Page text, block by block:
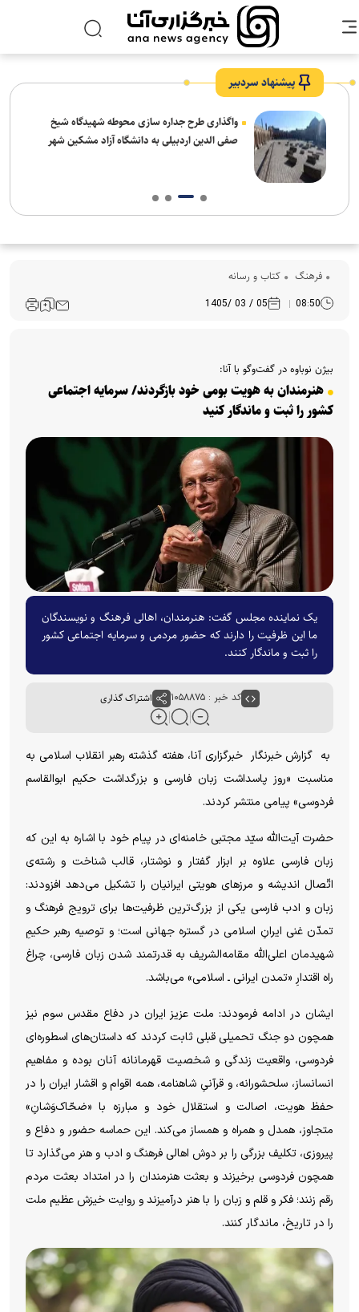
پیشنهاد سردبیر
واگذاری طرح جداره سازی محوطه شهیدگاه شیخ
صفی الدین اردبیلی به دانشگاه آزاد مشکین شهر
فرهنگ‌ کتاب و رسانه
08:50
05 / 03 /1405
بیژن نوباوه در گفت‌و‌گو با آنا:
هنرمندان به هویت بومی خود بازگردند/ سرمایه اجتماعی
کشور را ثبت و ماندگار کنید
یک نماینده مجلس گفت: هنرمندان، اهالی فرهنگ و نویسندگان
ما این ظرفیت را دارند که حضور مردمی و سرمایه اجتماعی کشور
را ثبت و ماندگار کنند.
کد خبر : ۱۰۵۸۸۷۵ اشتراک گذاری
به گزارش خبرنگار خبرگزاری آنا، هفته گذشته رهبر انقلاب اسلامی به
مناسبت «روز پاسداشت زبان فارسی و بزرگداشت حکیم ابوالقاسم
فردوسی» پیامی منتشر کردند.
حضرت آیت‌الله سیّد مجتبی خامنه‌ای در پیام خود با اشاره به این که
زبان فارسی علاوه بر ابزار گفتار و نوشتار، قالب شناخت و رشته‌ی
اتّصال اندیشه و مرز‌های هویتی ایرانیان را تشکیل می‌دهد افزودند:
زبان و ادب فارسی یکی از بزرگ‌ترین ظرفیت‌ها برای ترویج فرهنگ و
تمدّن غنی ایرانِ اسلامی در گستره جهانی است؛ و توصیه رهبر حکیمِ
شهیدمان اعلی‌الله مقامه‌الشریف به قدرتمند شدن زبان فارسی، چراغ
راه اقتدارِ «تمدن ایرانی ـ اسلامی» می‌باشد.
ایشان در ادامه فرمودند: ملت عزیز ایران در دفاع مقدس سوم نیز
همچون دو جنگ تحمیلی قبلی ثابت کردند که داستان‌های اسطوره‌ای
فردوسی، واقعیت زندگی و شخصیت قهرمانانه آنان بوده و مفاهیم
انسانساز، سلحشورانه، و قرآنیِ شاهنامه، همه اقوام و اقشار ایران را در
حفظ هویت، اصالت و استقلال خود و مبارزه با «ضحّاک‌وَشانِ»
متجاوز، همدل و همراه و همساز می‌کند. این حماسه حضور و دفاع و
پیروزی، تکلیف بزرگی را بر دوش اهالی فرهنگ و ادب و هنر می‌گذارد تا
همچون فردوسی برخیزند و بعثت هنرمندان را در امتداد بعثت مردم
رقم زنند؛ فکر و قلم و زبان را با هنر درآمیزند و روایت خیزش عظیم ملت
را در تاریخ، ماندگار کنند.